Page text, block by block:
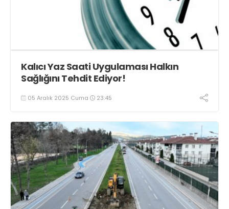
Kalıcı Yaz Saati Uygulaması Halkın
Sağlığını Tehdit Ediyor!
05 Aralık 2025 Cuma 23:45